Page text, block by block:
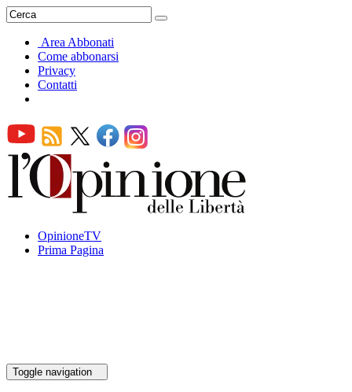
Area Abbonati
Come abbonarsi
Privacy
Contatti
OpinioneTV
Prima Pagina
Toggle navigation